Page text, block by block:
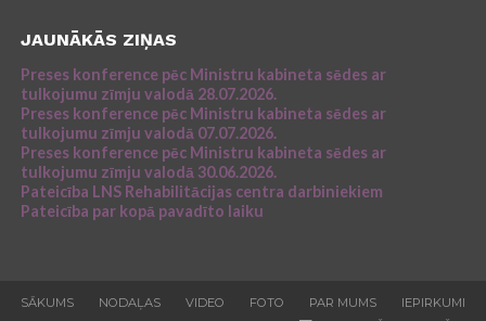
JAUNĀKĀS ZIŅAS
Preses konference pēc Ministru kabineta sēdes ar
tulkojumu zīmju valodā 28.07.2026.
Preses konference pēc Ministru kabineta sēdes ar
tulkojumu zīmju valodā 07.07.2026.
Preses konference pēc Ministru kabineta sēdes ar
tulkojumu zīmju valodā 30.06.2026.
Pateicība LNS Rehabilitācijas centra darbiniekiem
Pateicība par kopā pavadīto laiku
SĀKUMS NODAĻAS VIDEO FOTO PAR MUMS
IEPIRKUMI